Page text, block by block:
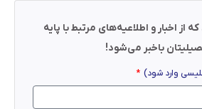
از اخبار و اطلاعیه‌های مرتبط با پایه
باخبر می‌شود!
وارد شود)